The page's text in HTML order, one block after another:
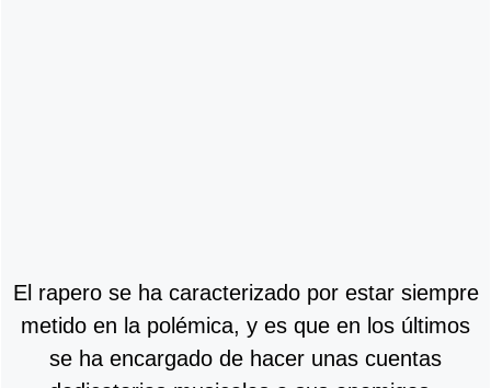
El rapero se ha caracterizado por estar siempre
metido en la polémica, y es que en los últimos
se ha encargado de hacer unas cuentas